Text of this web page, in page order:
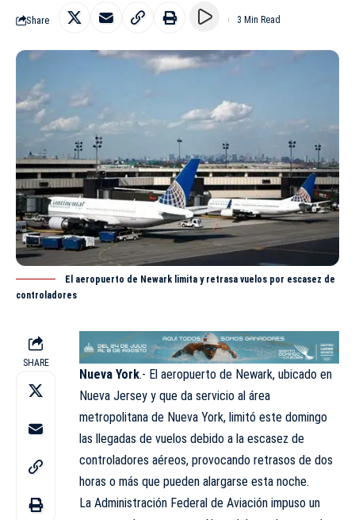
Share 3 Min Read
El aeropuerto de Newark limita y retrasa vuelos por escasez de
controladores
SHARE
Nueva York.- El aeropuerto de Newark, ubicado en
Nueva Jersey y que da servicio al área
metropolitana de Nueva York, limitó este domingo
las llegadas de vuelos debido a la escasez de
controladores aéreos, provocando retrasos de dos
horas o más que pueden alargarse esta noche.
La Administración Federal de Aviación impuso un